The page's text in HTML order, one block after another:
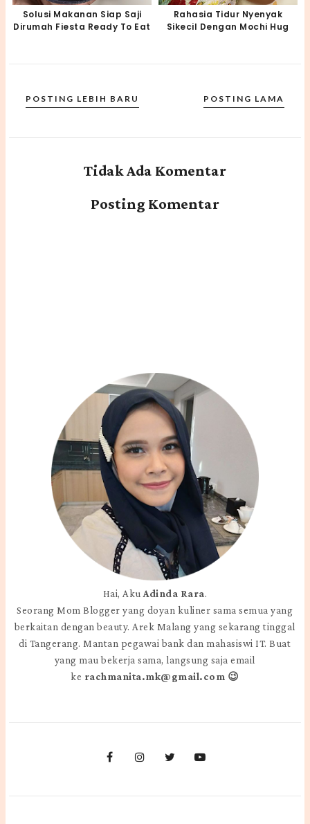
Solusi Makanan Siap Saji
Dirumah Fiesta Ready To Eat
Rahasia Tidur Nyenyak
Sikecil Dengan Mochi Hug
POSTING LEBIH BARU POSTING LAMA
Tidak Ada Komentar
Posting Komentar
Hai, AkuAdinda Rara.
Seorang Mom Blogger yang doyan kuliner sama semua yang
berkaitan dengan beauty. Arek Malang yang sekarang tinggal
di Tangerang. Mantan pegawai bank dan mahasiswi IT. Buat
yang mau bekerja sama, langsung saja email
ke rachmanita.mk@gmail.com 😉